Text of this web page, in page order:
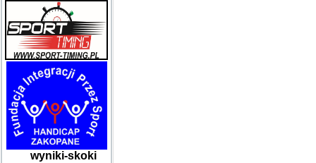
wyniki-skoki